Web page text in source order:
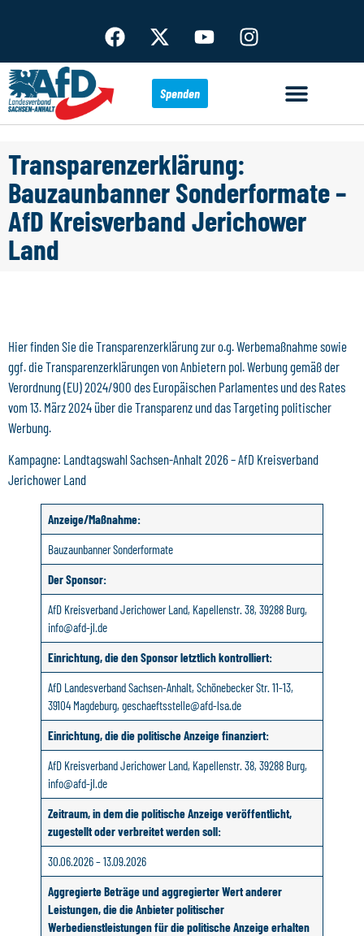
Spenden
Transparenzerklärung:
Bauzaunbanner Sonderformate –
AfD Kreisverband Jerichower
Land
Hier finden Sie die Transparenzerklärung zur o.g. Werbemaßnahme sowie
ggf. die Transparenzerklärungen von Anbietern pol. Werbung gemäß der
Verordnung (EU) 2024/900 des Europäischen Parlamentes und des Rates
vom 13. März 2024 über die Transparenz und das Targeting politischer
Werbung.
Kampagne: Landtagswahl Sachsen-Anhalt 2026 – AfD Kreisverband
Jerichower Land
Anzeige/Maßnahme:
Bauzaunbanner Sonderformate
Der Sponsor:
AfD Kreisverband Jerichower Land, Kapellenstr. 38, 39288 Burg,
info@afd-jl.de
Einrichtung, die den Sponsor letztlich kontrolliert:
AfD Landesverband Sachsen-Anhalt, Schönebecker Str. 11-13,
39104 Magdeburg, geschaeftsstelle@afd-lsa.de
Einrichtung, die die politische Anzeige finanziert:
AfD Kreisverband Jerichower Land, Kapellenstr. 38, 39288 Burg,
info@afd-jl.de
Zeitraum, in dem die politische Anzeige veröffentlicht,
zugestellt oder verbreitet werden soll:
30.06.2026 – 13.09.2026
Aggregierte Beträge und aggregierter Wert anderer
Leistungen, die die Anbieter politischer
Werbedienstleistungen für die politische Anzeige erhalten